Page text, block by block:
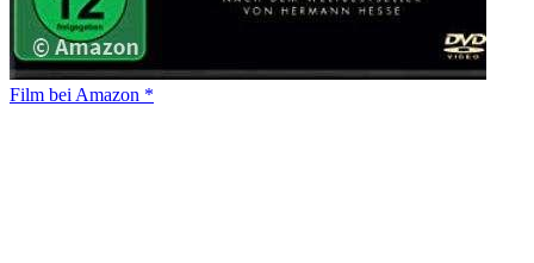
Film bei Amazon *